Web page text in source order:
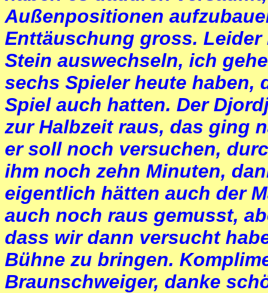
Außenpositionen
Enttäuschung gross.
Stein auswechseln, ich
sechs Spieler heute haben,
Spiel auch hatten. Der
zur Halbzeit raus, das ging
er soll noch versuchen,
ihm noch zehn Minuten,
eigentlich hätten auch der
auch noch raus gemusst,
dass wir dann versucht
Bühne zu bringen.
Braunschweiger, danke